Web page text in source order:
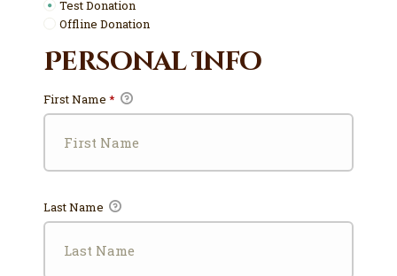
Test Donation
Offline Donation
Personal Info
First Name *
Last Name